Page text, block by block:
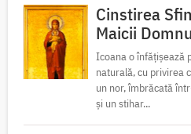
Cinstirea
Maicii
Icoana o înfățișează
naturală, cu privirea
un nor, îmbrăcată
și un stihar...